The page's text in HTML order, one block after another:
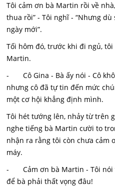
Tôi cảm ơn bà Martin rồi về
thua rồi” - Tôi nghĩ - “Nhưng
ngày mới”.
Tối hôm đó, trước khi đi ngủ,
Martin.
- Cô Gina - Bà ấy nói - Cô
nhưng cô đã tự tin đến mức
một cơ hội khẳng định mình.
Tôi hét tướng lên, nhảy từ trên
nghe tiếng bà Martin cười to
nhận ra rằng tôi còn chưa cảm
máy.
- Cảm ơn bà Martin - Tôi nói
để bà phải thất vọng đâu!